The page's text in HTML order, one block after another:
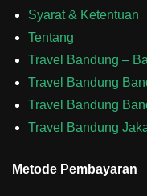
Syarat & Ketentuan
Tentang
Travel Bandung –
Travel Bandung
Travel Bandung
Travel Bandung
Metode Pembayaran